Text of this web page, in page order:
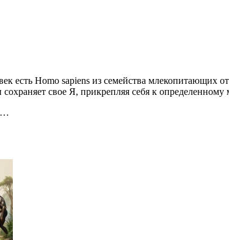
есть Homo sapiens из семейства
сохраняет свое Я, прикрепляя себя к